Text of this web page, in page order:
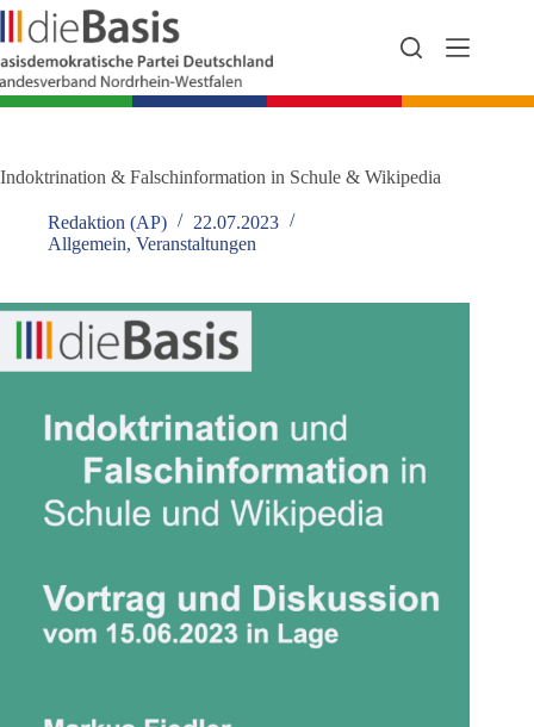
Zum
Inhalt
springen
Indoktrination & Falschinformation in Schule & Wikipedia
Redaktion (AP)
22.07.2023
Allgemein, Veranstaltungen